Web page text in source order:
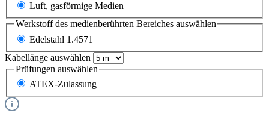
Luft, gasförmige Medien
Werkstoff des medienberührten Bereiches auswählen
Edelstahl 1.4571
Kabellänge auswählen
Prüfungen auswählen
ATEX-Zulassung